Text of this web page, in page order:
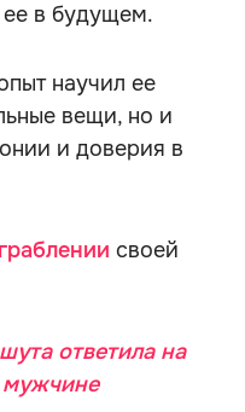
ее в будущем.
научил ее
вещи, но и
и доверия в
своей
ответила на